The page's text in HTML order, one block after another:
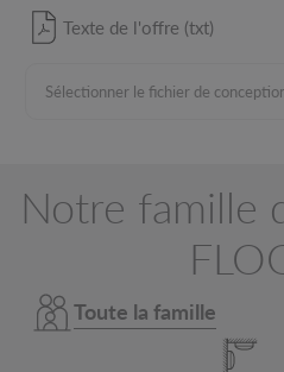
Texte de l'offre (txt)
Notre famille
Toute la famille